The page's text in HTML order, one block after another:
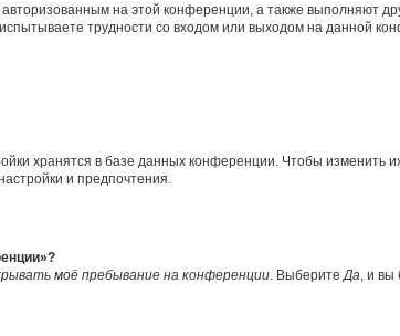
на этой конференции, а также выполняют
трудности со входом или выходом на данной
хранятся в базе данных конференции. Чтобы изменить
и предпочтения.
моё пребывание на конференции . Выберите Да , и